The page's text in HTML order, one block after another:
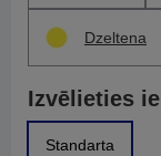
Dzeltena
Izvēlieties
Standarta